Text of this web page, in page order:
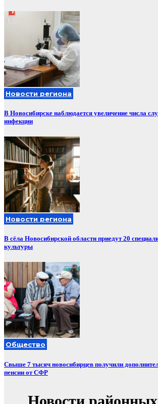
Новости региона
В Новосибирске наблюдается увеличение числа
инфекции
Новости региона
В сёла Новосибирской области приедут 20
культуры
Общество
Свыше 7 тысяч новосибирцев получили
пенсии от СФР